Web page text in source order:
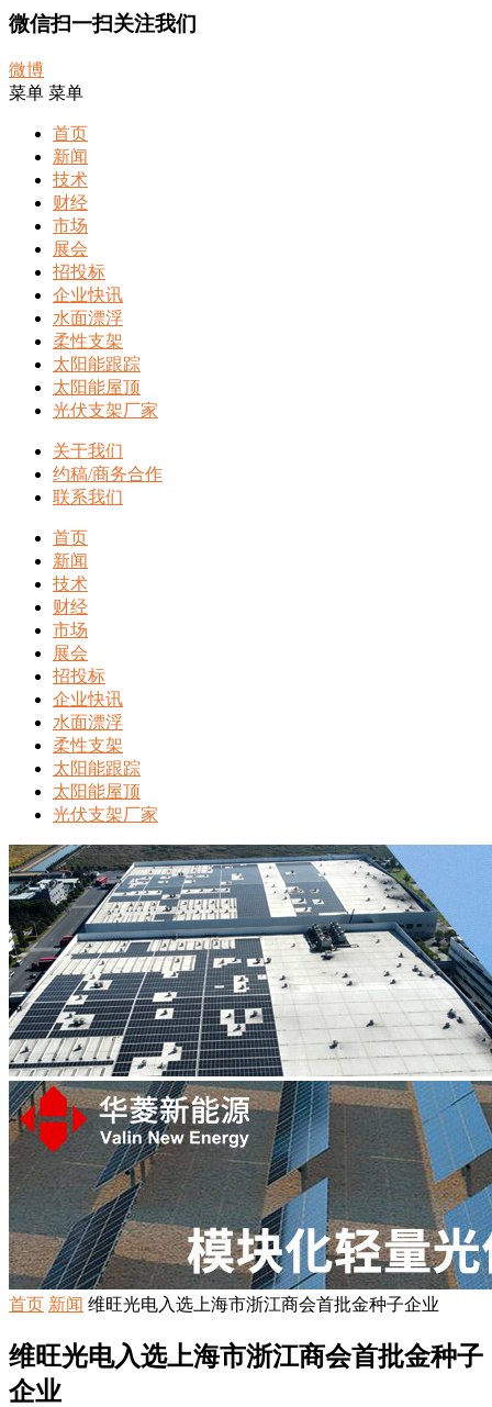
微信扫一扫关注我们
微博
菜单 菜单
首页
新闻
技术
财经
市场
展会
招投标
企业快讯
水面漂浮
柔性支架
太阳能跟踪
太阳能屋顶
光伏支架厂家
关于我们
约稿/商务合作
联系我们
首页
新闻
技术
财经
市场
展会
招投标
企业快讯
水面漂浮
柔性支架
太阳能跟踪
太阳能屋顶
光伏支架厂家
首页 新闻 维旺光电入选上海市浙江商会首批金种子企业
维旺光电入选上海市浙江商会首批金种子
企业